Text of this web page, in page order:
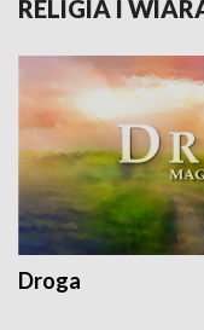
RELIGIA I
Droga